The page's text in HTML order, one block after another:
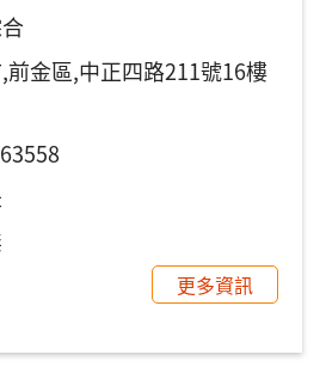
前金區,中正四路211號16樓
更多資訊